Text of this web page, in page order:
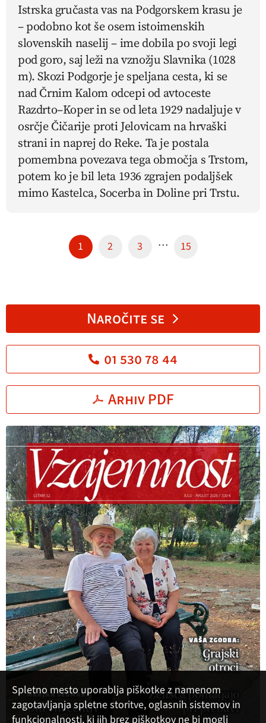
Istrska gručasta vas na Podgorskem krasu je
– podobno kot še osem istoimenskih
slovenskih naselij – ime dobila po svoji legi
pod goro, saj leži na vznožju Slavnika (1028
m). Skozi Podgorje je speljana cesta, ki se
nad Črnim Kalom odcepi od avtoceste
Razdrto–Koper in se od leta 1929 nadaljuje v
osrčje Čičarije proti Jelovicam na hrvaški
strani in naprej do Reke. Ta je postala
pomembna povezava tega območja s Trstom,
potem ko je bil leta 1936 zgrajen podaljšek
mimo Kastelca, Socerba in Doline pri Trstu.
1 2 3 … 15
Naročite se
01 530 78 44
Arhiv PDF
Spletno mesto uporablja piškotke z namenom
zagotavljanja spletne storitve, oglasnih sistemov in
funkcionalnosti, ki jih brez piškotkov ne bi mogli